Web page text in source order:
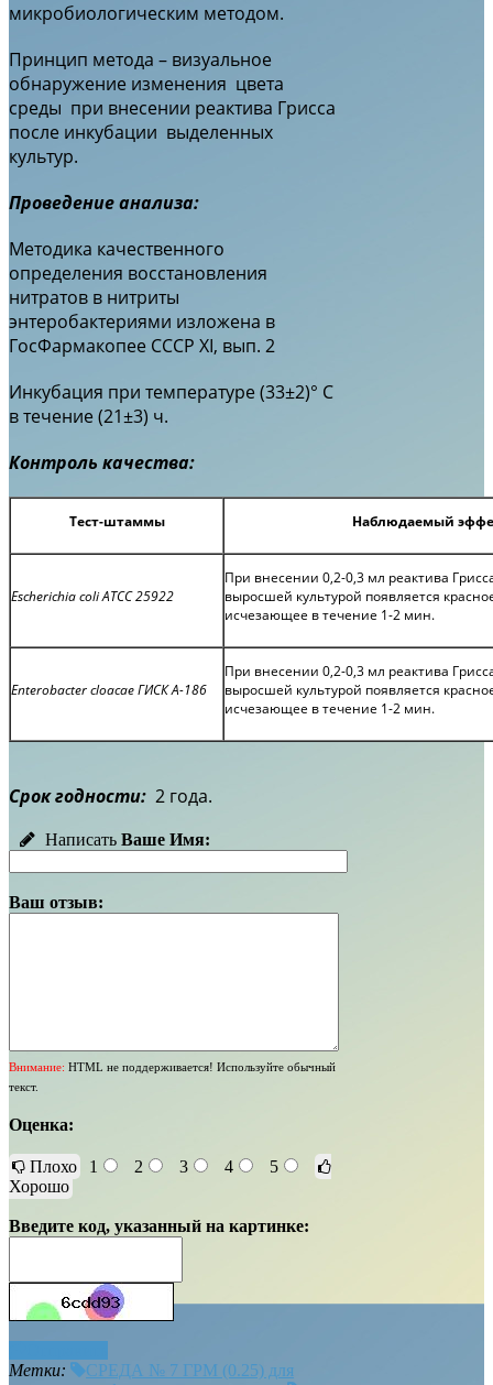
микробиологическим методом.
Принцип метода – визуальное
обнаружение изменения цвета
среды при внесении реактива Грисса
после инкубации выделенных
культур.
Проведение анализа:
Методика качественного
определения восстановления
нитратов в нитриты
энтеробактериями изложена в
ГосФармакопее СССР XI, вып. 2
Инкубация при температуре (33±2)° С
в течение (21±3) ч.
Контроль качества:
Тест-штаммы Наблюдаемый
Escherichia coli ATCC 25922
При внесении 0,2-0,3 мл реактива
выросшей культурой появляется
исчезающее в течение 1-2 мин.
Enterobacter cloacae ГИСК A-186
При внесении 0,2-0,3 мл реактива
выросшей культурой появляется
исчезающее в течение 1-2 мин.
Срок годности: 2 года.
Написать Ваше Имя:
Ваш отзыв:
Внимание: HTML не поддерживается! Используйте обычный
текст.
Оценка:
Плохо 1 2 3 4
5
Хорошо
Введите код, указанный на картинке:
Метки:
СРЕДА № 7 ГРМ (0.25) для